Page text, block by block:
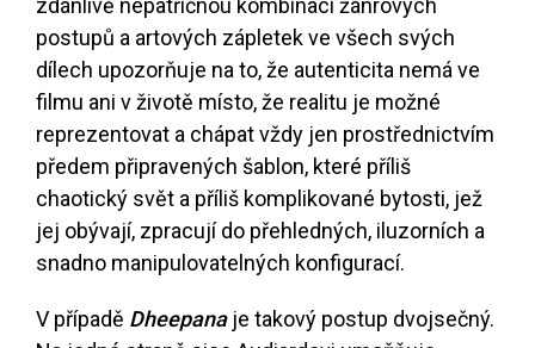
zdánlivě nepatřičnou kombinací žánrových
postupů a artových zápletek ve všech svých
dílech upozorňuje na to, že autenticita nemá ve
filmu ani v životě místo, že realitu je možné
reprezentovat a chápat vždy jen prostřednictvím
předem připravených šablon, které příliš
chaotický svět a příliš komplikované bytosti, jež
jej obývají, zpracují do přehledných, iluzorních a
snadno manipulovatelných konfigurací.
V případě Dheepanaje takový postup dvojsečný.